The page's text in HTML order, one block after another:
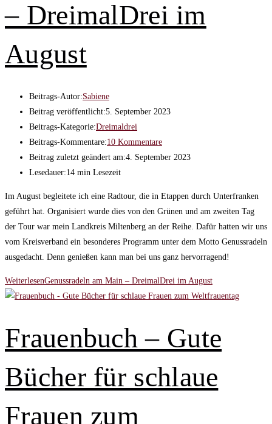
– DreimalDrei im
August
Beitrags-Autor:Sabiene
Beitrag veröffentlicht:5. September 2023
Beitrags-Kategorie:Dreimaldrei
Beitrags-Kommentare:10 Kommentare
Beitrag zuletzt geändert am:4. September 2023
Lesedauer:14 min Lesezeit
Im August begleitete ich eine Radtour, die in Etappen durch Unterfranken
geführt hat. Organisiert wurde dies von den Grünen und am zweiten Tag
der Tour war mein Landkreis Miltenberg an der Reihe. Dafür hatten wir uns
vom Kreisverband ein besonderes Programm unter dem Motto Genussradeln
ausgedacht. Denn genießen kann man bei uns ganz hervorragend!
WeiterlesenGenussradeln am Main – DreimalDrei im August
Frauenbuch – Gute
Bücher für schlaue
Frauen zum